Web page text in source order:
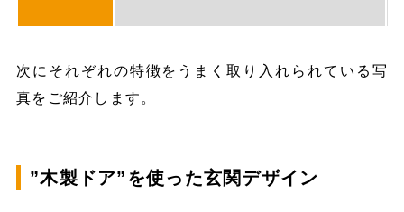
次にそれぞれの特徴をうまく取り入れられている写
真をご紹介します。
”木製ドア”を使った玄関デザイン